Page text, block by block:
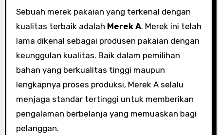
Sebuah merek pakaian yang terkenal dengan
kualitas terbaik adalah Merek A. Merek ini telah
lama dikenal sebagai produsen pakaian dengan
keunggulan kualitas. Baik dalam pemilihan
bahan yang berkualitas tinggi maupun
lengkapnya proses produksi, Merek A selalu
menjaga standar tertinggi untuk memberikan
pengalaman berbelanja yang memuaskan bagi
pelanggan.